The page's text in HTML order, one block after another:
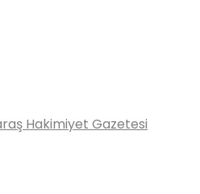
Hakimiyet Gazetesi